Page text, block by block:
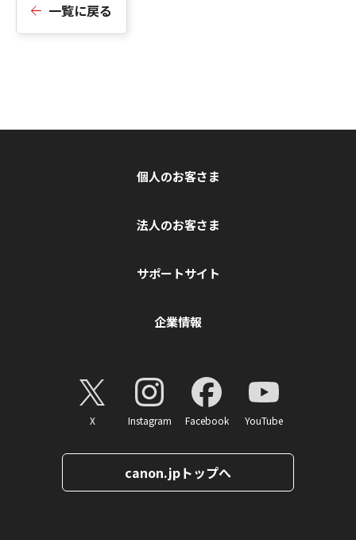
一覧に戻る
個人のお客さま
法人のお客さま
サポートサイト
企業情報
X Instagram Facebook YouTube
canon.jpトップへ